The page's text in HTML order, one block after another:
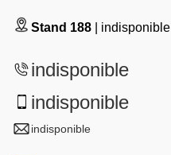
Stand 188 | indisponible
indisponible
indisponible
indisponible